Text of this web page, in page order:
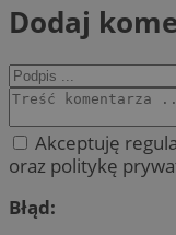
Dodaj
Akceptuję
oraz politykę
Błąd: